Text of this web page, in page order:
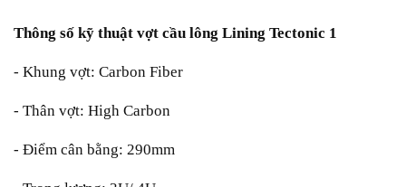
Thông số kỹ thuật vợt cầu lông Lining Tectonic 1
- Khung vợt: Carbon Fiber
- Thân vợt: High Carbon
- Điểm cân bằng: 290mm